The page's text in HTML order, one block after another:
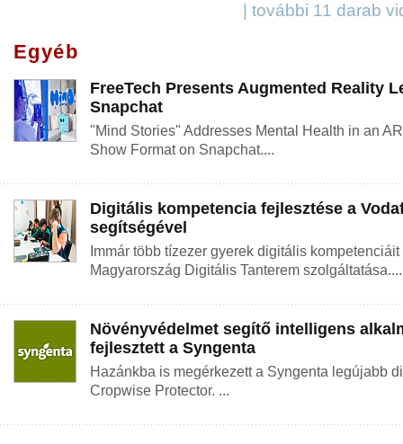
| további 11 darab
Egyéb
FreeTech Presents Augmented Reality
Snapchat
"Mind Stories" Addresses Mental Health in an
Show Format on Snapchat....
Digitális kompetencia fejlesztése a
segítségével
Immár több tízezer gyerek digitális
Magyarország Digitális Tanterem szolgáltatása....
Növényvédelmet segítő intelligens
fejlesztett a Syngenta
Hazánkba is megérkezett a Syngenta legújabb
Cropwise Protector. ...